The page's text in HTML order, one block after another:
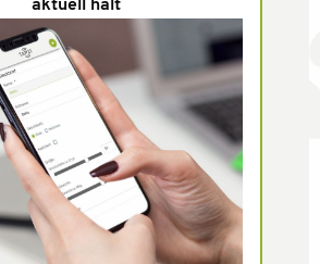
aktuell hält